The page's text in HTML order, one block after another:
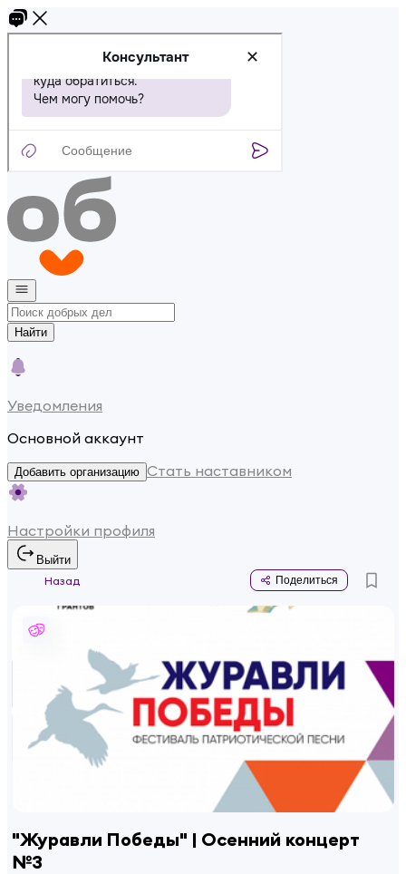
Найти
Уведомления
Основной аккаунт
Добавить организацию Стать наставником
Настройки профиля
Выйти
Назад
Поделиться
"Журавли Победы" | Осенний концерт
№3